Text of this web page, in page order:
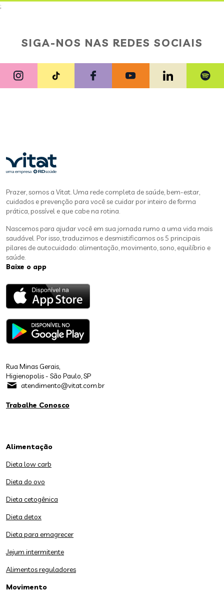
;
SIGA-NOS NAS REDES SOCIAIS
Prazer, somos a Vitat. Uma rede completa de saúde, bem-estar,
cuidados e prevenção para você se cuidar por inteiro de forma
prática, possível e que cabe na rotina.
Nascemos para ajudar você em sua jornada rumo a uma vida mais
saudável. Por isso, traduzimos e desmistificamos os 5 principais
pilares de autocuidado: alimentação, movimento, sono, equilíbrio e
saúde.
Baixe o app
Rua Minas Gerais,
Higienopolis - São Paulo, SP
atendimento@vitat.com.br
Trabalhe Conosco
Alimentação
Dieta low carb
Dieta do ovo
Dieta cetogênica
Dieta detox
Dieta para emagrecer
Jejum intermitente
Alimentos reguladores
Movimento